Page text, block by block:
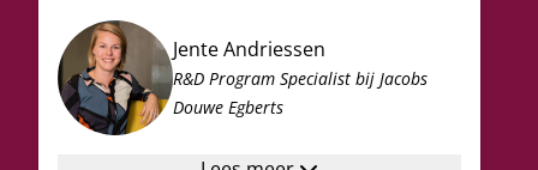
Jente Andriessen
R&D Program Specialist bij Jacobs
Douwe Egberts